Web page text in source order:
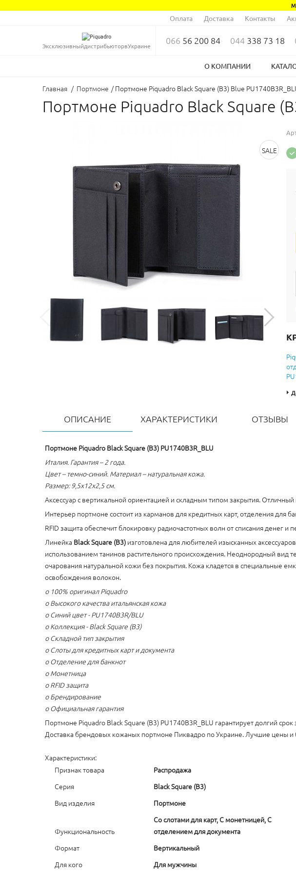
Оплата Доставка Контакты
ЭксклюзивныйдистрибьюторвУкраине 066 56 200 84 044 338 73 18
О КОМПАНИИ
Главная / Портмоне / Портмоне Piquadro Black Square (B3) Blue
Портмоне Piquadro Black Square
SALE
ОПИСАНИЕ ХАРАКТЕРИСТИКИ ОТЗЫВЫ
Портмоне Piquadro Black Square (B3) PU1740B3R_BLU
Италия. Гарантия – 2 года.
Цвет – темно-синий. Материал – натуральная кожа.
Размер: 9,5x12x2,5 см.
Аксессуар с вертикальной ориентацией и складным типом закрытия.
Интерьер портмоне состоит из карманов для кредитных карт, отделения для
RFID защита обеспечит блокировку радиочастотных волн от списания денег
Линейка Black Square (B3) изготовлена для любителей изысканных
использованием танинов растительного происхождения. Неоднородный вид
очарования натуральной кожи без покрытия. Кожа кладется в специальные
освобождения волокон.
o 100% оригинал Piquadro
o Высокого качества итальянская кожа
o Синий цвет - PU1740B3R/BLU
o Коллекция - Black Square (B3)
o Складной тип закрытия
o Слоты для кредитных карт и документа
o Отделение для банкнот
o Монетница
o RFID защита
o Брендирование
o Официальная гарантия
Портмоне Piquadro Black Square (B3) PU1740B3R_BLU гарантирует долгий
Доставка брендовых кожаных портмоне Пиквадро по Украине. Лучшие цены и
Характеристики:
Признак товара
Распродажа
Серия
Black Square (B3)
Вид изделия
Портмоне
Функциональность
Со слотами для карт, С монетницей, С
отделением для документа
Формат
Вертикальный
Для кого
Для мужчины